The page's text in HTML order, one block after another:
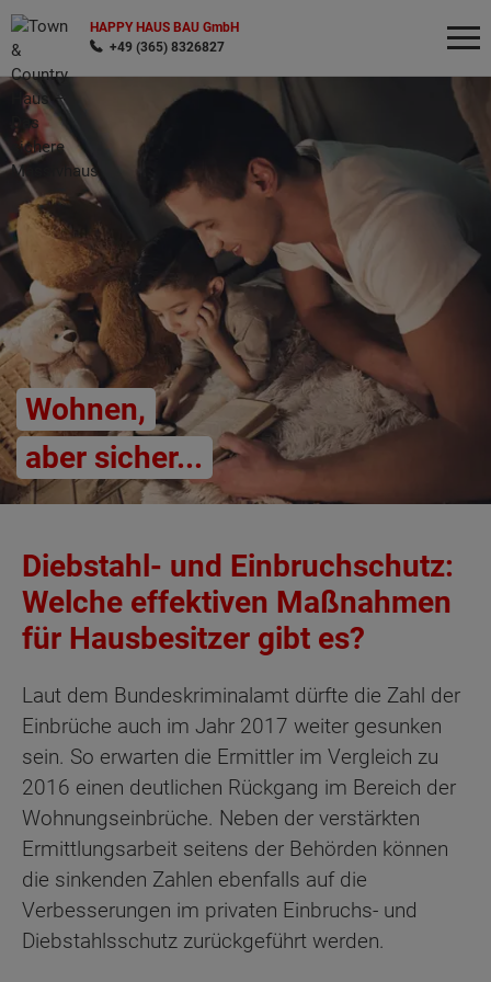
HAPPY HAUS BAU GmbH
+49 (365) 8326827
Wohnen,
aber sicher...
Diebstahl- und Einbruchschutz:
Welche effektiven Maßnahmen
für Hausbesitzer gibt es?
Laut dem Bundeskriminalamt dürfte die Zahl der
Einbrüche auch im Jahr 2017 weiter gesunken
sein. So erwarten die Ermittler im Vergleich zu
2016 einen deutlichen Rückgang im Bereich der
Wohnungseinbrüche. Neben der verstärkten
Ermittlungsarbeit seitens der Behörden können
die sinkenden Zahlen ebenfalls auf die
Verbesserungen im privaten Einbruchs- und
Diebstahlsschutz zurückgeführt werden.
Wonach möchten Sie suchen?